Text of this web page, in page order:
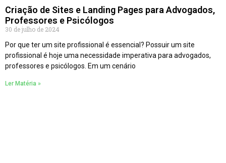
Criação de Sites e Landing Pages para Advogados,
Professores e Psicólogos
30 de julho de 2024
Por que ter um site profissional é essencial? Possuir um site
profissional é hoje uma necessidade imperativa para advogados,
professores e psicólogos. Em um cenário
Ler Matéria »